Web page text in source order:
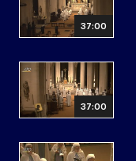
37:00
37:00